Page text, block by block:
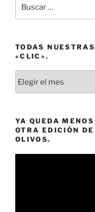
por:
TODAS
«CLIC».
nuestras
un
«clic».
YA QUEDA
OTRA EDICIÓN
OLIVOS.